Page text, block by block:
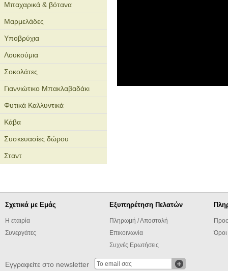
Μπαχαρικά & βότανα
Μαρμελάδες
Υποβρύχια
Λουκούμια
Σοκολάτες
Γιαννιώτικο Μπακλαβαδάκι
Φυτικά Καλλυντικά
Κάβα
Συσκευασίες δώρου
Σταντ
Σχετικά με Εμάς
Η εταιρία
Συνεργάτες
Εξυπηρέτηση Πελατών
Πληρωμή / Αποστολή
Επικοινωνία
Συχνές Ερωτήσεις
Εγγραφείτε στο newsletter